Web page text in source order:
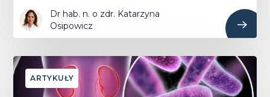
Dr hab. n. o zdr. Katarzyna
Osipowicz
ARTYKUŁY